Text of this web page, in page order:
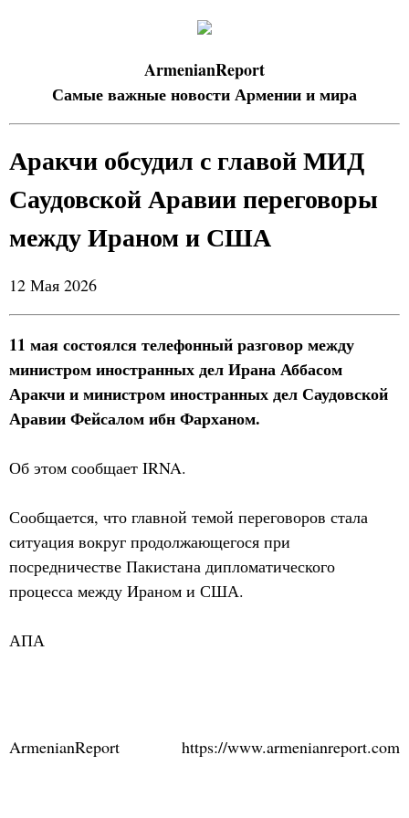
ArmenianReport
Самые важные новости Армении и мира
Аракчи обсудил с главой МИД
Саудовской Аравии переговоры
между Ираном и США
12 Мая 2026
11 мая состоялся телефонный разговор между
министром иностранных дел Ирана Аббасом
Аракчи и министром иностранных дел Саудовской
Аравии Фейсалом ибн Фарханом.
Об этом сообщает IRNA.
Сообщается, что главной темой переговоров стала
ситуация вокруг продолжающегося при
посредничестве Пакистана дипломатического
процесса между Ираном и США.
АПА
ArmenianReport https://www.armenianreport.com